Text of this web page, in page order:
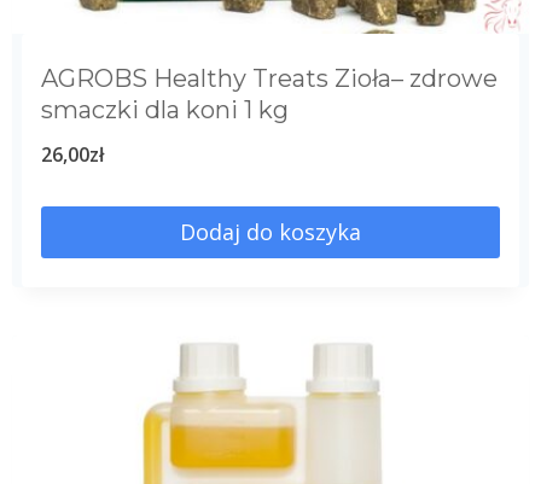
AGROBS Healthy Treats Zioła– zdrowe
smaczki dla koni 1 kg
26,00zł
Dodaj do koszyka